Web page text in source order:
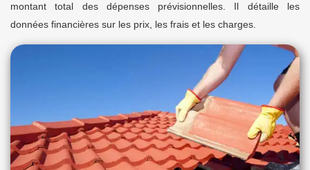
montant total des dépenses prévisionnelles. Il détaille les
données financières sur les prix, les frais et les charges.